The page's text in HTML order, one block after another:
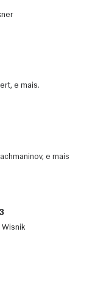
e mais.
e mais
Wisnik